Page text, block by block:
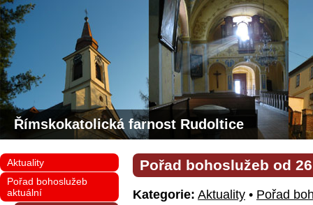
Římskokatolická farnost Rudoltice
Pořad bohoslužeb od
Kategorie: Aktuality • Pořad
Aktuality
Pořad bohoslužeb
aktuální